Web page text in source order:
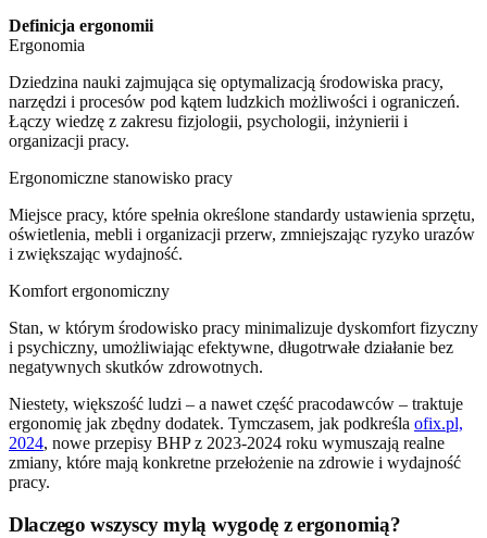
Definicja ergonomii
Ergonomia
Dziedzina nauki zajmująca się optymalizacją środowiska pracy,
narzędzi i procesów pod kątem ludzkich możliwości i ograniczeń.
Łączy wiedzę z zakresu fizjologii, psychologii, inżynierii i
organizacji pracy.
Ergonomiczne stanowisko pracy
Miejsce pracy, które spełnia określone standardy ustawienia sprzętu,
oświetlenia, mebli i organizacji przerw, zmniejszając ryzyko urazów
i zwiększając wydajność.
Komfort ergonomiczny
Stan, w którym środowisko pracy minimalizuje dyskomfort fizyczny
i psychiczny, umożliwiając efektywne, długotrwałe działanie bez
negatywnych skutków zdrowotnych.
Niestety, większość ludzi – a nawet część pracodawców – traktuje
ergonomię jak zbędny dodatek. Tymczasem, jak podkreśla ofix.pl,
2024, nowe przepisy BHP z 2023-2024 roku wymuszają realne
zmiany, które mają konkretne przełożenie na zdrowie i wydajność
pracy.
Dlaczego wszyscy mylą wygodę z ergonomią?